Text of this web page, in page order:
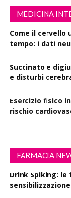
MEDICINA
Come il cervello
tempo: i dati
Succinato e
e disturbi
Esercizio fisico
rischio
FARMACIA
Drink Spiking: le
sensibilizzazione